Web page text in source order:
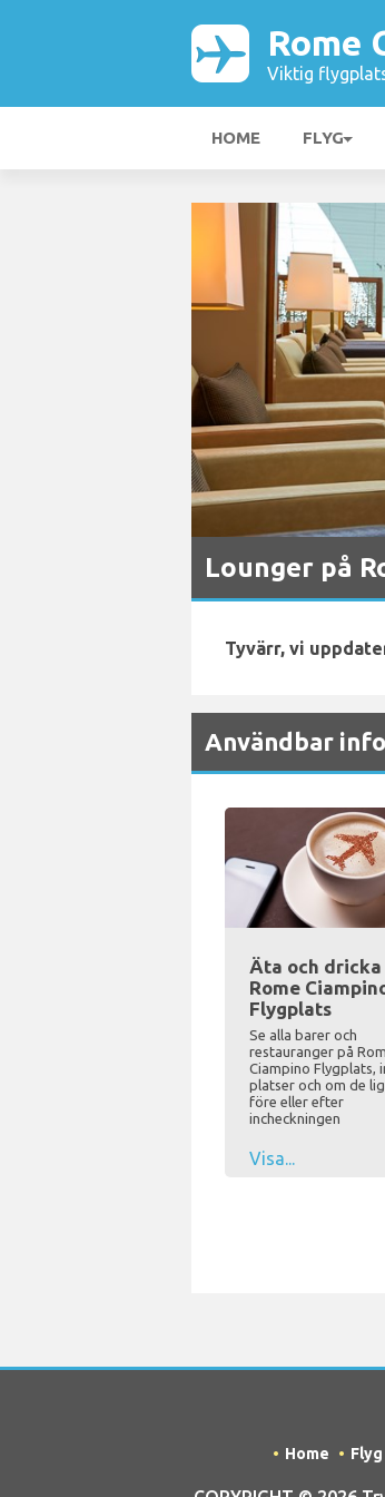
Rome
Viktig
HOME FLYG
Lounger på
Tyvärr, vi
Användbar
Äta och dricka
Rome
Flygplats
Se alla barer och
restauranger på
Ciampino Flygplats,
platser och om de
före eller efter
incheckningen
Visa...
Home Flyg